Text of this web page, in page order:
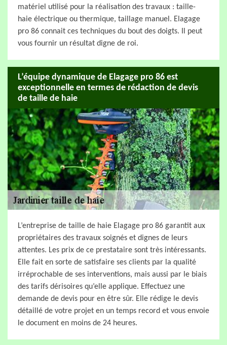
matériel utilisé pour la réalisation des travaux : taille-
haie électrique ou thermique, taillage manuel. Elagage
pro 86 connait ces techniques du bout des doigts. Il peut
vous fournir un résultat digne de roi.
L’équipe dynamique de Elagage pro 86 est
exceptionnelle en termes de rédaction de devis
de taille de haie
L’entreprise de taille de haie Elagage pro 86 garantit aux
propriétaires des travaux soignés et dignes de leurs
attentes. Les prix de ce prestataire sont très intéressants.
Elle fait en sorte de satisfaire ses clients par la qualité
irréprochable de ses interventions, mais aussi par le biais
des tarifs dérisoires qu’elle applique. Effectuez une
demande de devis pour en être sûr. Elle rédige le devis
détaillé de votre projet en un temps record et vous envoie
le document en moins de 24 heures.